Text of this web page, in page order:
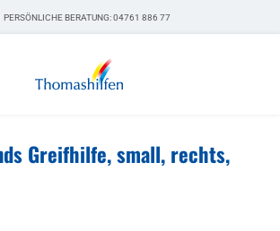
PERSÖNLICHE BERATUNG:04761 886 77
Greifhilfe, small, rechts,